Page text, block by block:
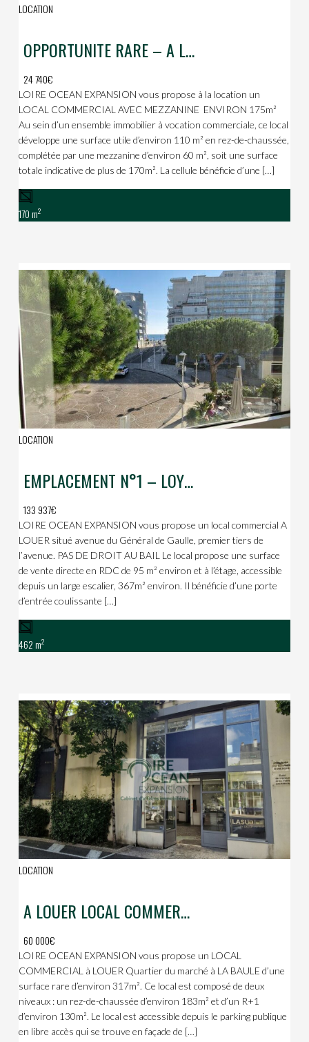
LOCATION
OPPORTUNITE RARE – A LOUER LOCAL COMMERCIAL – ZONE DE VILLEJAMES
24 740€
LOIRE OCEAN EXPANSION vous propose à la location un
LOCAL COMMERCIAL AVEC MEZZANINE  ENVIRON 175m²
Au sein d’un ensemble immobilier à vocation commerciale, ce local
développe une surface utile d’environ 110 m² en rez-de-chaussée,
complétée par une mezzanine d’environ 60 m², soit une surface
totale indicative de plus de 170m². La cellule bénéficie d’une […]
170 m2
LOCATION
EMPLACEMENT N°1 – LOYER PUR – AVE DE GAULLE
133 937€
LOIRE OCEAN EXPANSION vous propose un local commercial A
LOUER situé avenue du Général de Gaulle, premier tiers de
l’avenue. PAS DE DROIT AU BAIL Le local propose une surface
de vente directe en RDC de 95 m² environ et à l’étage, accessible
depuis un large escalier, 367m² environ. Il bénéficie d’une porte
d’entrée coulissante […]
462 m2
LOCATION
A LOUER LOCAL COMMERCIAL – QUARTIER DU MARCHE – LA BAULE
60 000€
LOIRE OCEAN EXPANSION vous propose un LOCAL
COMMERCIAL à LOUER Quartier du marché à LA BAULE d’une
surface rare d’environ 317m². Ce local est composé de deux
niveaux : un rez-de-chaussée d’environ 183m² et d’un R+1
d’environ 130m². Le local est accessible depuis le parking publique
en libre accès qui se trouve en façade de […]